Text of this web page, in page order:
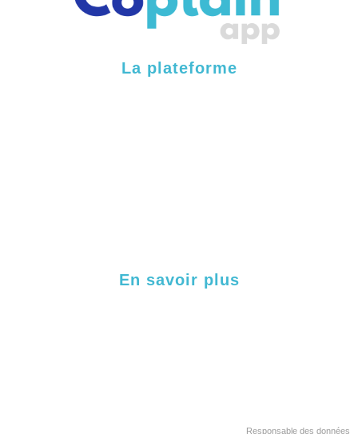
La plateforme
En savoir plus
Responsable des données